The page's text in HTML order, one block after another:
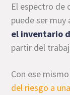
El espectro de
puede ser muy
el inventario
partir del
Con ese
del riesgo a